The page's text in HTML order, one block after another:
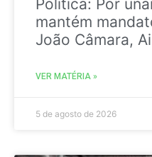
Politica: Por
mantém
João Câmara,
VER MATÉRIA »
5 de agosto de 2026